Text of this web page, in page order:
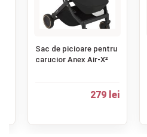
Sac de picioare pentru
carucior Anex Air-X²
279 lei